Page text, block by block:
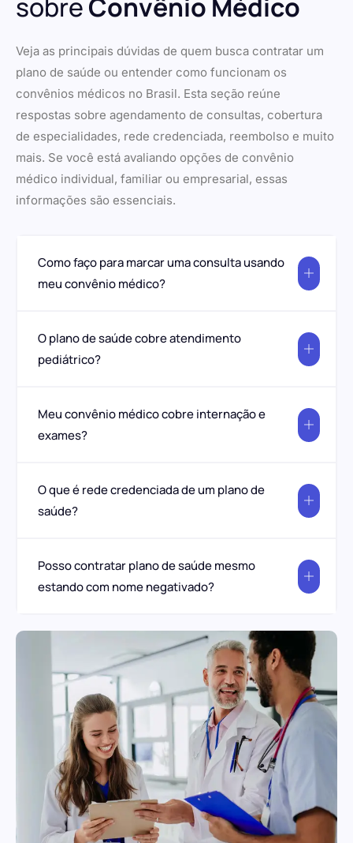
sobreConvênio Médico
Veja as principais dúvidas de quem busca contratar um
plano de saúde ou entender como funcionam os
convênios médicos no Brasil. Esta seção reúne
respostas sobre agendamento de consultas, cobertura
de especialidades, rede credenciada, reembolso e muito
mais. Se você está avaliando opções de convênio
médico individual, familiar ou empresarial, essas
informações são essenciais.
Como faço para marcar uma consulta usando
meu convênio médico?
O plano de saúde cobre atendimento
pediátrico?
Meu convênio médico cobre internação e
exames?
O que é rede credenciada de um plano de
saúde?
Posso contratar plano de saúde mesmo
estando com nome negativado?